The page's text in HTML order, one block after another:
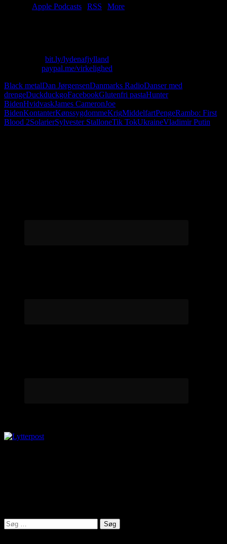
Apple Podcasts RSS
More
bit.ly/lydenafjylland
paypal.me/virkelighed
Black metalDan JørgensenDanmarks RadioDanser med
drengeDuckduckgoFacebookGlutenfri pastaHunter
BidenHvidvaskJames CameronJoe
BidenKontanterKønssygdommeKrigMiddelfartPengeRambo: First
Blood 2SolarierSylvester StalloneTik TokUkraineVladimir Putin
Søg
efter: